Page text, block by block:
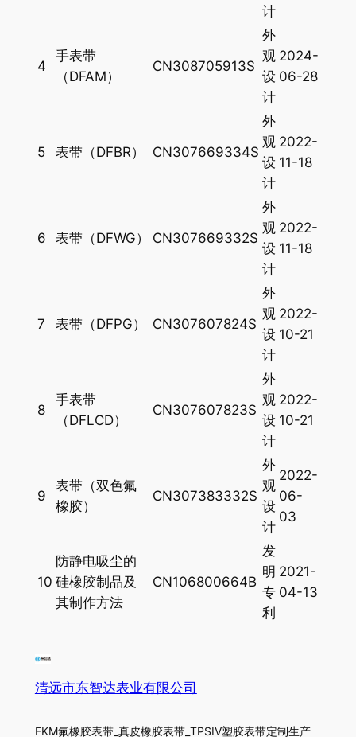
计
4
手表带
（DFAM）
CN308705913S
外
观
设
计
2024-
06-28
5 表带（DFBR） CN307669334S
外
观
设
计
2022-
11-18
6 表带（DFWG） CN307669332S
外
观
设
计
2022-
11-18
7 表带（DFPG） CN307607824S
外
观
设
计
2022-
10-21
8
手表带
（DFLCD）
CN307607823S
外
观
设
计
2022-
10-21
9
表带（双色氟
橡胶）
CN307383332S
外
观
设
计
2022-
06-
03
10
防静电吸尘的
硅橡胶制品及
其制作方法
CN106800664B
发
明
专
利
2021-
04-13
清远市东智达表业有限公司
FKM氟橡胶表带_真皮橡胶表带_TPSIV塑胶表带定制生产